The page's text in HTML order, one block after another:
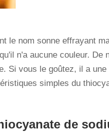
le nom sonne effrayant
n'a aucune couleur. De
Si vous le goûtez, il a une
simples du
de